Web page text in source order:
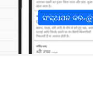
ସଂସ୍ଥାପନ କରନ୍ତୁ